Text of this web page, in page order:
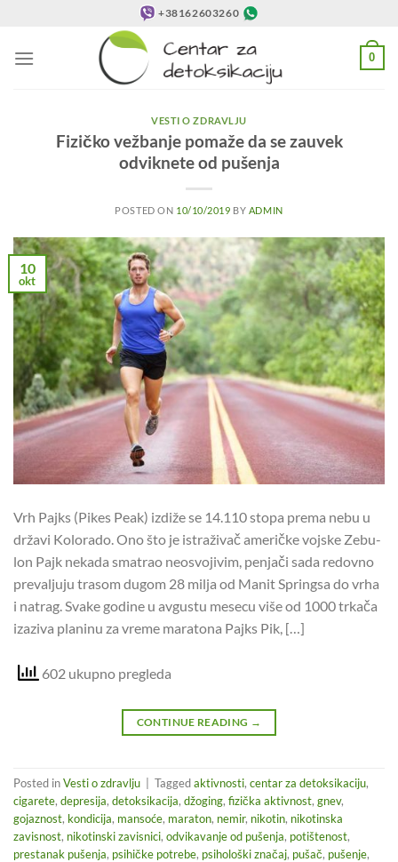
sadržaj
+38162603260
0
VESTI O ZDRAVLJU
Fizičko vežbanje pomaže da se zauvek
odviknete od pušenja
POSTED ON 10/10/2019 BY ADMIN
10
okt
Vrh Pajks (Pi­kes Pe­ak) iz­di­že se 14.110 sto­pa pre­ma ne­bu u
dr­ža­vi Ko­lo­ra­do. Ono što je is­tra­ži­vač ame­rič­ke voj­ske Ze­bu­
lon Pajk ne­ka­da sma­trao neo­svo­ji­vim, pe­nja­či sa­da re­dov­no
pre­va­lju­ju tra­som du­gom 28 mi­lja od Ma­nit Spring­sa do vr­ha
i na­trag. Sva­ke go­di­ne u av­gu­stu me­se­cu vi­še od 1000 tr­ka­ča
iza­zi­va pla­ni­nu za vre­me ma­ra­to­na Pajks Pik, […]
602 ukupno pregleda
CONTINUE READING →
Posted inVesti o zdravlju Taggedaktivnosti, centar za detoksikaciju,
cigarete, depresija, detoksikacija, džoging, fizička aktivnost, gnev,
gojaznost, kondicija, mansoće, maraton, nemir, nikotin, nikotinska
zavisnost, nikotinski zavisnici, odvikavanje od pušenja, potištenost,
prestanak pušenja, psihičke potrebe, psihološki značaj, pušač, pušenje,